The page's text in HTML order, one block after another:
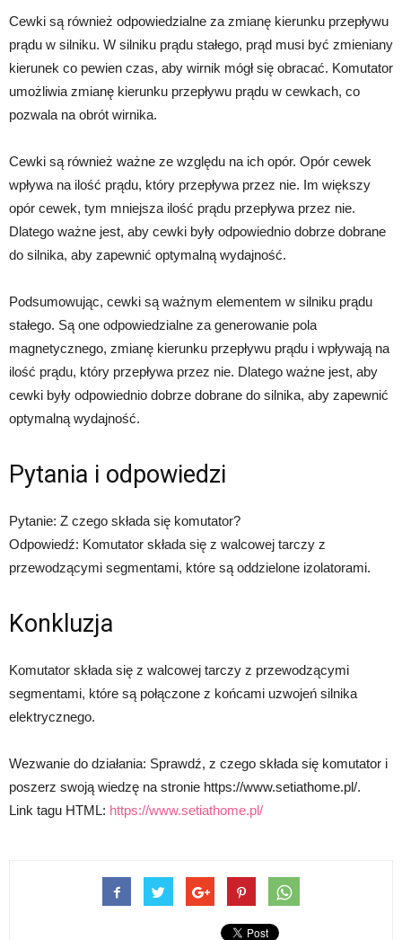
Cewki są również odpowiedzialne za zmianę kierunku przepływu
prądu w silniku. W silniku prądu stałego, prąd musi być zmieniany
kierunek co pewien czas, aby wirnik mógł się obracać. Komutator
umożliwia zmianę kierunku przepływu prądu w cewkach, co
pozwala na obrót wirnika.
Cewki są również ważne ze względu na ich opór. Opór cewek
wpływa na ilość prądu, który przepływa przez nie. Im większy
opór cewek, tym mniejsza ilość prądu przepływa przez nie.
Dlatego ważne jest, aby cewki były odpowiednio dobrze dobrane
do silnika, aby zapewnić optymalną wydajność.
Podsumowując, cewki są ważnym elementem w silniku prądu
stałego. Są one odpowiedzialne za generowanie pola
magnetycznego, zmianę kierunku przepływu prądu i wpływają na
ilość prądu, który przepływa przez nie. Dlatego ważne jest, aby
cewki były odpowiednio dobrze dobrane do silnika, aby zapewnić
optymalną wydajność.
Pytania i odpowiedzi
Pytanie: Z czego składa się komutator?
Odpowiedź: Komutator składa się z walcowej tarczy z
przewodzącymi segmentami, które są oddzielone izolatorami.
Konkluzja
Komutator składa się z walcowej tarczy z przewodzącymi
segmentami, które są połączone z końcami uzwojeń silnika
elektrycznego.
Wezwanie do działania: Sprawdź, z czego składa się komutator i
poszerz swoją wiedzę na stronie https://www.setiathome.pl/.
Link tagu HTML: https://www.setiathome.pl/